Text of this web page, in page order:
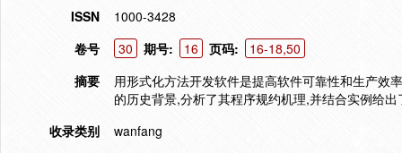
ISSN
1000-3428
卷号
30 期号: 16 页码:
16-18,50
摘要
用形式化方法开发软件是提高软件可靠性和生产效
的历史背景,分析了其程序规约机理,并结合实例给
收录类别
wanfang